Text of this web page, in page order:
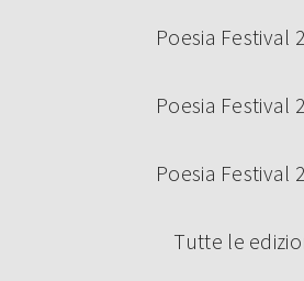
BANDO VOLONTARI
Poesia Festival
Poesia Festival
Poesia Festival
Tutte le